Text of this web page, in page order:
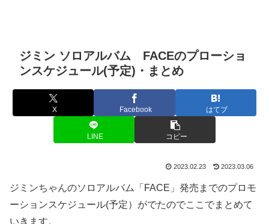
ジミン ソロアルバム FACEのプローショ
ンスケジュール(予定)・まとめ
X Facebook はてブ
LINE コピー
2023.02.23 2023.03.06
ジミンちゃんのソロアルバム「FACE」発売までのプロモ
ーションスケジュール(予定）がでたのでここでまとめて
いきます。